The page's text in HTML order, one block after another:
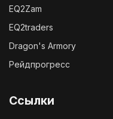
EQ2Zam
EQ2traders
Dragon's Armory
Рейдпрогресс
Ссылки